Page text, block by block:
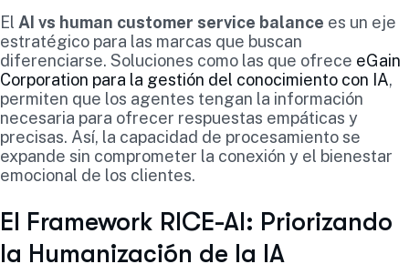
El AI vs human customer service balance es un eje
estratégico para las marcas que buscan
diferenciarse. Soluciones como las que ofrece eGain
Corporation para la gestión del conocimiento con IA,
permiten que los agentes tengan la información
necesaria para ofrecer respuestas empáticas y
precisas. Así, la capacidad de procesamiento se
expande sin comprometer la conexión y el bienestar
emocional de los clientes.
El Framework RICE-AI: Priorizando
la Humanización de la IA